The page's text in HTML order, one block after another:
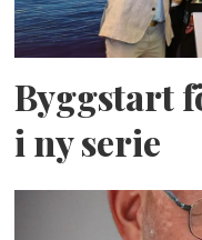
Byggstart
i ny serie